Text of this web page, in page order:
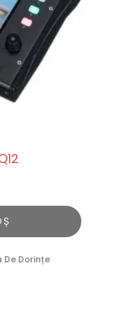
De Dorințe